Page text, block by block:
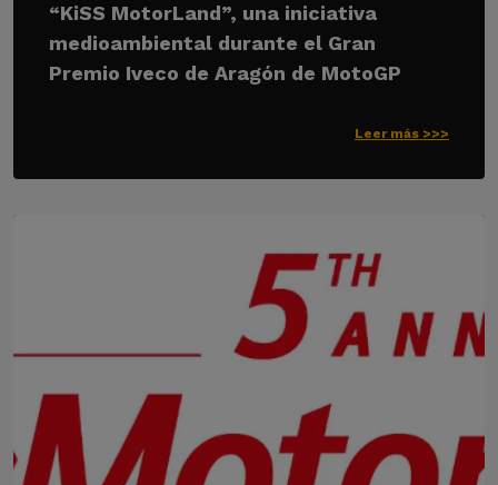
“KiSS MotorLand”, una iniciativa
medioambiental durante el Gran
Premio Iveco de Aragón de MotoGP
Leer más >>>